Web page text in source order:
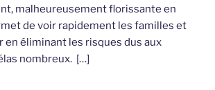
malheureusement florissante en
de voir rapidement les familles et
en éliminant les risques dus aux
nombreux. […]